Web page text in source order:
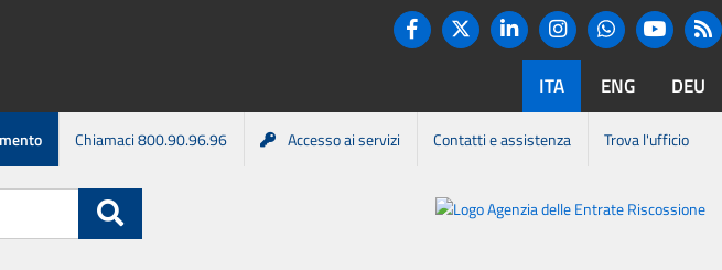
Twitter
LinkedinInstagram
ITA ENG DEU
Chiamaci 800.90.96.96 Accesso ai servizi Contatti e assistenza Trova l'ufficio